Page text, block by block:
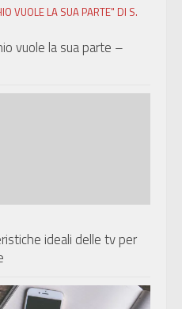
VUOLE LA SUA PARTE" DI S.
vuole la sua parte –
ideali delle tv per